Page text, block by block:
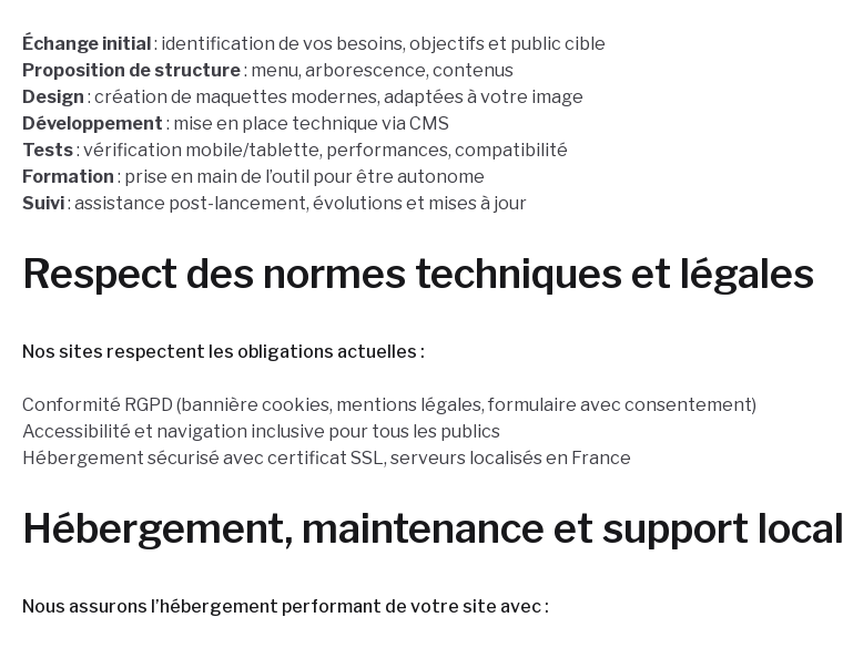
Échange initial: identification de vos besoins, objectifs et public cible
Proposition de structure: menu, arborescence, contenus
Design : création de maquettes modernes, adaptées à votre image
Développement : mise en place technique via CMS
Tests: vérification mobile/tablette, performances, compatibilité
Formation : prise en main de l’outil pour être autonome
Suivi: assistance post-lancement, évolutions et mises à jour
Respect des normes techniques et légales
Nos sites respectent les obligations actuelles :
Conformité RGPD (bannière cookies, mentions légales, formulaire avec consentement)
Accessibilité et navigation inclusive pour tous les publics
Hébergement sécurisé avec certificat SSL, serveurs localisés en France
Hébergement, maintenance et support local
Nous assurons l’hébergement performant de votre site avec :